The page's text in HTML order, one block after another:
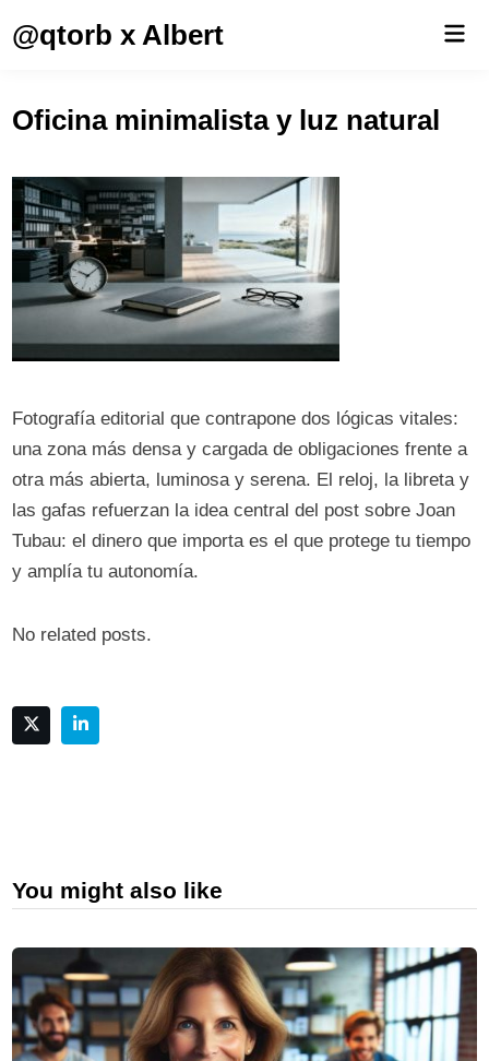
@qtorb x Albert
Oficina minimalista y luz natural
Fotografía editorial que contrapone dos lógicas vitales:
una zona más densa y cargada de obligaciones frente a
otra más abierta, luminosa y serena. El reloj, la libreta y
las gafas refuerzan la idea central del post sobre Joan
Tubau: el dinero que importa es el que protege tu tiempo
y amplía tu autonomía.
No related posts.
You might also like